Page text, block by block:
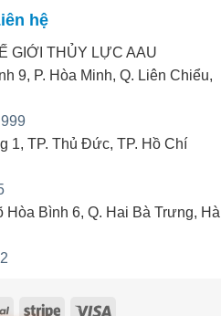
hệ
GIỚI THỦY LỰC AAU
9, P. Hòa Minh, Q. Liên Chiểu,
1, TP. Thủ Đức, TP. Hồ Chí
Hòa Bình 6, Q. Hai Bà Trưng, Hà